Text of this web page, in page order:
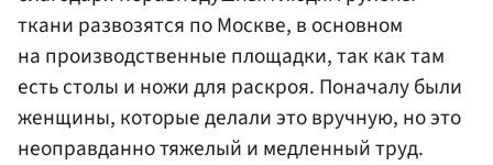
ткани развозятся по Москве, в основном
на производственные площадки, так как там
есть столы и ножи для раскроя. Поначалу были
женщины, которые делали это вручную, но это
неоправданно тяжелый и медленный труд.